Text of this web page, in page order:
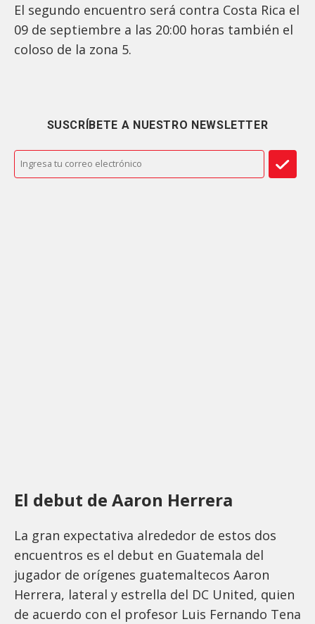
El segundo encuentro será contra Costa Rica el
09 de septiembre a las 20:00 horas también el
coloso de la zona 5.
SUSCRÍBETE A NUESTRO NEWSLETTER
El debut de Aaron Herrera
La gran expectativa alrededor de estos dos
encuentros es el debut en Guatemala del
jugador de orígenes guatemaltecos Aaron
Herrera, lateral y estrella del DC United, quien
de acuerdo con el profesor Luis Fernando Tena